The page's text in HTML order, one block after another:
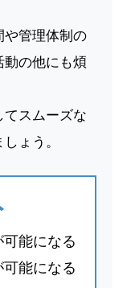
や管理体制の
の他にも煩
てスムーズな
ょう。
能になる
能になる